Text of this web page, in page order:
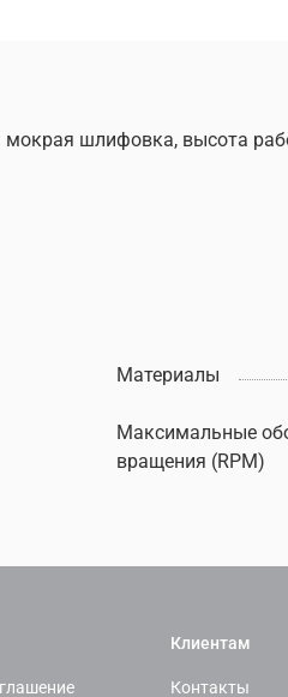
шлифовка, высота
Материалы
Максимальные
вращения (RPM)
Клиентам
Контакты